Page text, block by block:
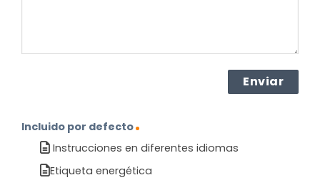
Incluido por defecto
Instrucciones en diferentes idiomas
Etiqueta energética